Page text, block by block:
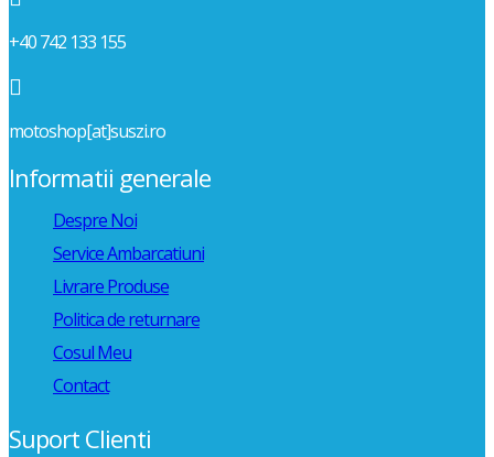
+40 742 133 155

motoshop[at]suszi.ro
Informatii generale
Despre Noi
Service Ambarcatiuni
Livrare Produse
Politica de returnare
Cosul Meu
Contact
Suport Clienti